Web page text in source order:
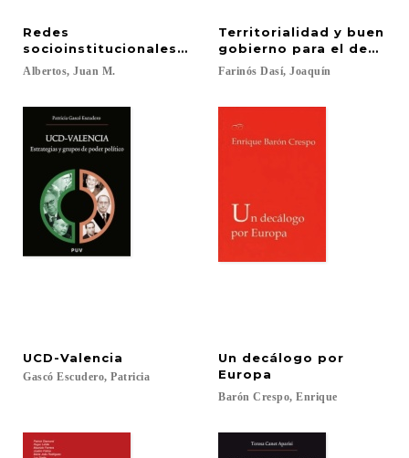
Redes
socioinstitucionales, estrategias de innovación y
Albertos, Juan M.
Territorialidad y buen
gobierno para el
Farinós Dasí, Joaquín
UCD-Valencia
Gascó Escudero, Patricia
Un decálogo por
Europa
Barón Crespo, Enrique